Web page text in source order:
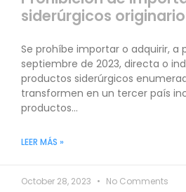
siderúrgicos
Se prohíbe importar o adquirir, a
septiembre de 2023, directa o
productos siderúrgicos
transformen en un tercer país
productos…
LEER MÁS »
October 28, 2023 No Comments